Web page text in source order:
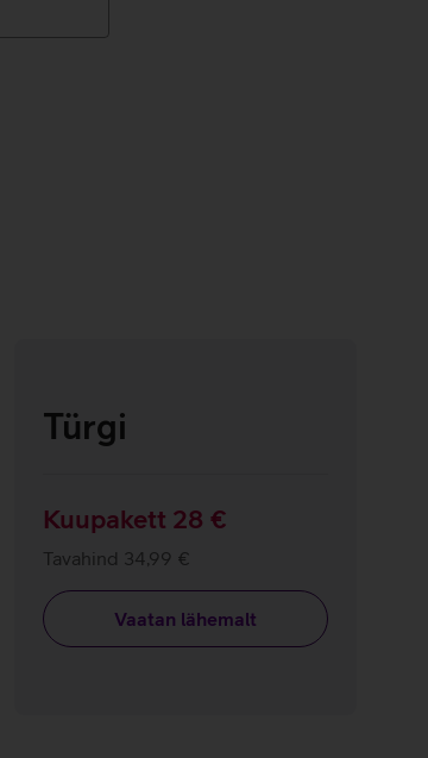
Türgi
Kuupakett 28 €
Tavahind 34,99 €
Vaatan lähemalt